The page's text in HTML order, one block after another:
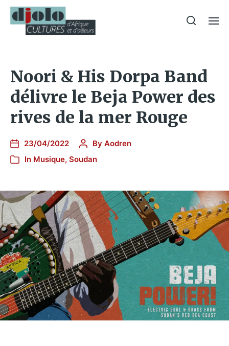
Noori & His Dorpa Band
délivre le Beja Power des
rives de la mer Rouge
23/04/2022 By Aodren
In Musique, Soudan